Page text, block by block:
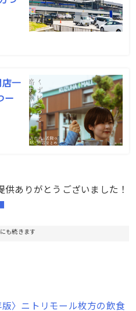
一
ー
供ありがとうございました！
も続きます
版〉ニトリモール枚方の飲食